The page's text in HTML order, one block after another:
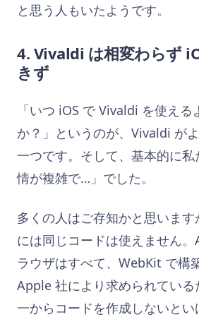
と思う人もいたようです。
4. Vivaldi は相変わらず
きず
「いつ iOS で Vivaldi を使え
か？」というのが、Vivaldi が
一つです。そして、基本的に
情が複雑で…」でした。
多くの人はご存知かと思いま
には同じコードは使えません
ラウザはすべて、WebKit で構
Apple 社により求められてい
一からコードを作成しないとい